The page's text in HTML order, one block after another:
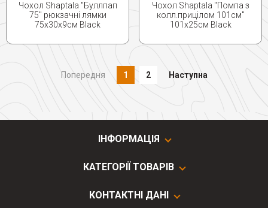
Чохол Shaptala "Буллпап
75" рюкзачні лямки
75х30х9см Black
Чохол Shaptala "Помпа з
колл.прицілом 101см"
101х25см Black
Попередня 1 2 Наступна
ІНФОРМАЦІЯ
КАТЕГОРІЇ ТОВАРІВ
КОНТАКТНІ ДАНІ